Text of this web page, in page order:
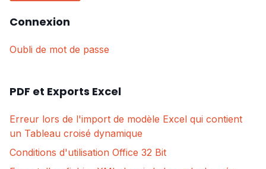
Connexion
Oubli de mot de passe
PDF et Exports Excel
Erreur lors de l'import de modèle Excel qui contient
un Tableau croisé dynamique
Conditions d'utilisation Office 32 Bit